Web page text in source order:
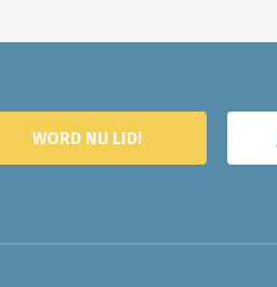
WORD NU LID!